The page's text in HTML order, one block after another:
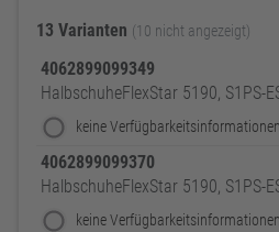
13 Varianten (10 nicht angezeigt)
4062899099349
HalbschuheFlexStar 5190, S1PS-
keine Verfügbarkeitsinformationen
4062899099370
HalbschuheFlexStar 5190, S1PS-
keine Verfügbarkeitsinformationen